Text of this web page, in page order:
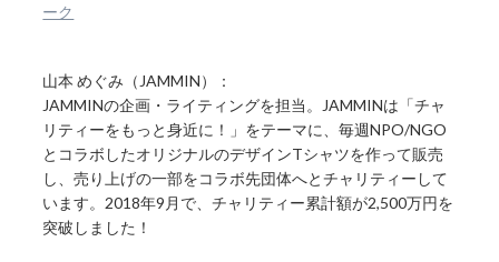
ーク
山本 めぐみ（JAMMIN）：
JAMMINの企画・ライティングを担当。JAMMINは「チャ
リティーをもっと身近に！」をテーマに、毎週NPO/NGO
とコラボしたオリジナルのデザインTシャツを作って販売
し、売り上げの一部をコラボ先団体へとチャリティーして
います。2018年9月で、チャリティー累計額が2,500万円を
突破しました！